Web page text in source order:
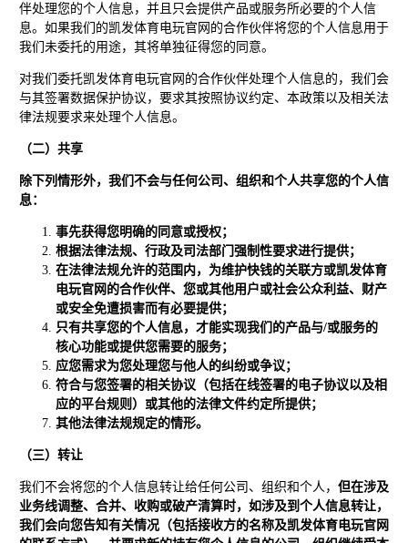
伴处理您的个人信息，并且只会提供产品或服务所必要的个人信
息。如果我们的凯发体育电玩官网的合作伙伴将您的个人信息用于
我们未委托的用途，其将单独征得您的同意。
对我们委托凯发体育电玩官网的合作伙伴处理个人信息的，我们会
与其签署数据保护协议，要求其按照协议约定、本政策以及相关法
律法规要求来处理个人信息。
（二）共享
除下列情形外，我们不会与任何公司、组织和个人共享您的个人信
息：
事先获得您明确的同意或授权；
根据法律法规、行政及司法部门强制性要求进行提供；
在法律法规允许的范围内，为维护快钱的关联方或凯发体育
电玩官网的合作伙伴、您或其他用户或社会公众利益、财产
或安全免遭损害而有必要提供；
只有共享您的个人信息，才能实现我们的产品与/或服务的
核心功能或提供您需要的服务；
应您需求为您处理您与他人的纠纷或争议；
符合与您签署的相关协议（包括在线签署的电子协议以及相
应的平台规则）或其他的法律文件约定所提供；
其他法律法规规定的情形。
（三）转让
我们不会将您的个人信息转让给任何公司、组织和个人， 但在涉及
业务线调整、合并、收购或破产清算时，如涉及到个人信息转让，
我们会向您告知有关情况（包括接收方的名称及凯发体育电玩官网